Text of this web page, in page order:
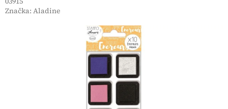
Značka: Aladine